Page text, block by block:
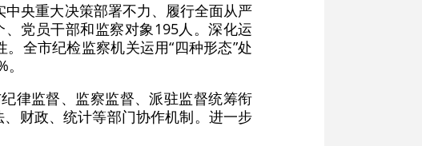
央重大决策部署不力、履行全面从严
党员干部和监察对象195人。深化运
全市纪检监察机关运用“四种形态”处
律监督、监察监督、派驻监督统筹衔
财政、统计等部门协作机制。进一步